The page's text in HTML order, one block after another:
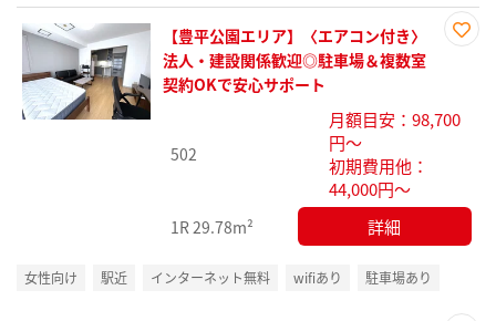
録
【豊平公園エリア】〈エアコン付き〉
法人・建設関係歓迎◎駐車場＆複数室
契約OKで安心サポート
502
月額目安：98,700
円～
初期費用他：
44,000円～
1R 29.78m² 詳細
女性向け 駅近 インターネット無料 wifiあり 駐車場あり